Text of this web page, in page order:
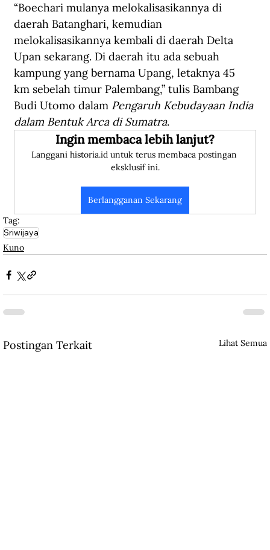
“Boechari mulanya melokalisasikannya di
daerah Batanghari, kemudian
melokalisasikannya kembali di daerah Delta
Upan sekarang. Di daerah itu ada sebuah
kampung yang bernama Upang, letaknya 45
km sebelah timur Palembang,” tulis Bambang
Budi Utomo dalam Pengaruh Kebudayaan India
dalam Bentuk Arca di Sumatra.
Ingin membaca lebih lanjut?
Langgani historia.id untuk terus membaca postingan
eksklusif ini.
Berlangganan Sekarang
Tag:
Sriwijaya
Kuno
Postingan Terkait Lihat Semua